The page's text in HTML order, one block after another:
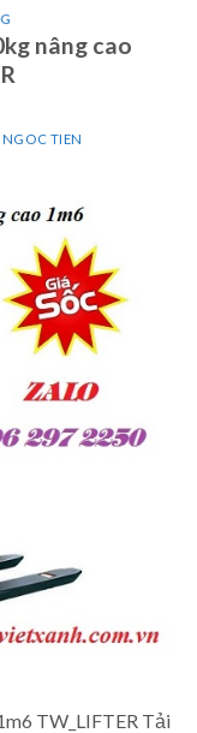
nâng cao
NGOC TIEN
TW_LIFTER Tải